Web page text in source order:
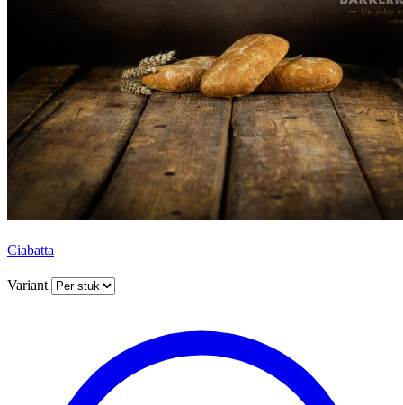
Ciabatta
Variant